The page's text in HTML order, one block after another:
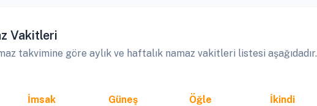
Vakitleri
takvimine göre aylık ve haftalık namaz vakitleri listesi aşağıdadır.
İmsak Güneş Öğle İkindi